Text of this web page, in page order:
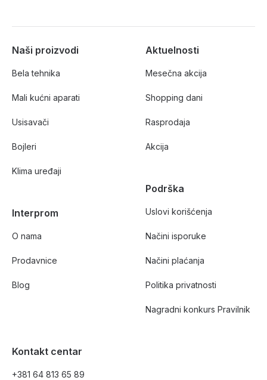
Naši proizvodi
Bela tehnika
Mali kućni aparati
Usisavači
Bojleri
Klima uređaji
Interprom
O nama
Prodavnice
Blog
Aktuelnosti
Mesečna akcija
Shopping dani
Rasprodaja
Akcija
Podrška
Uslovi korišćenja
Načini isporuke
Načini plaćanja
Politika privatnosti
Nagradni konkurs Pravilnik
Kontakt centar
+381 64 813 65 89